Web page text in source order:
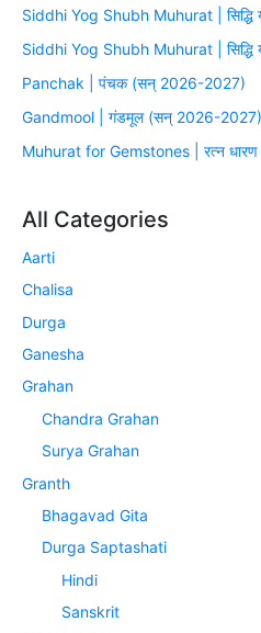
Siddhi Yog Shubh Muhurat |
Siddhi Yog Shubh Muhurat |
Panchak | पंचक (सन् 2026-2027)
Gandmool | गंडमूल (सन् 2026-2027)
Muhurat for Gemstones | रत्न
All Categories
Aarti
Chalisa
Durga
Ganesha
Grahan
Chandra Grahan
Surya Grahan
Granth
Bhagavad Gita
Durga Saptashati
Hindi
Sanskrit